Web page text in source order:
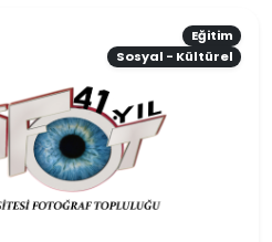
Eğitim
Sosyal - Kültürel